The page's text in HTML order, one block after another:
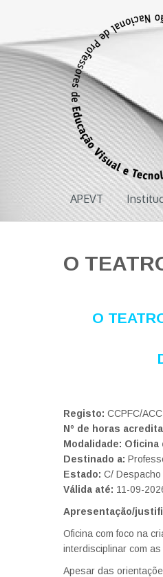
APEVT
Associação Nacional de
APEVT
O
O
Registo: CCPFC/
Nº de horas
Modalidade: Oficina
Destinado a:
Estado: C/
Válida até: 11-09-
Apresentação/
Oficina com foco na
interdisciplinar com
Apesar das